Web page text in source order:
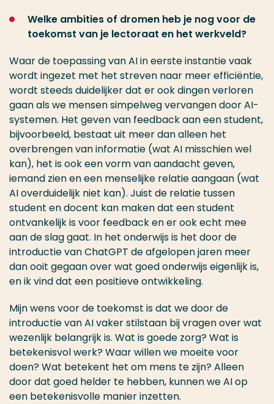
Welke ambities of dromen heb je nog voor de
toekomst van je lectoraat en het werkveld?
Waar de toepassing van AI in eerste instantie vaak
wordt ingezet met het streven naar meer efficiëntie,
wordt steeds duidelijker dat er ook dingen verloren
gaan als we mensen simpelweg vervangen door AI-
systemen. Het geven van feedback aan een student,
bijvoorbeeld, bestaat uit meer dan alleen het
overbrengen van informatie (wat AI misschien wel
kan), het is ook een vorm van aandacht geven,
iemand zien en een menselijke relatie aangaan (wat
AI overduidelijk niet kan). Juist de relatie tussen
student en docent kan maken dat een student
ontvankelijk is voor feedback en er ook echt mee
aan de slag gaat. In het onderwijs is het door de
introductie van ChatGPT de afgelopen jaren meer
dan ooit gegaan over wat goed onderwijs eigenlijk is,
en ik vind dat een positieve ontwikkeling.
Mijn wens voor de toekomst is dat we door de
introductie van AI vaker stilstaan bij vragen over wat
wezenlijk belangrijk is. Wat is goede zorg? Wat is
betekenisvol werk? Waar willen we moeite voor
doen? Wat betekent het om mens te zijn? Alleen
door dat goed helder te hebben, kunnen we AI op
een betekenisvolle manier inzetten.